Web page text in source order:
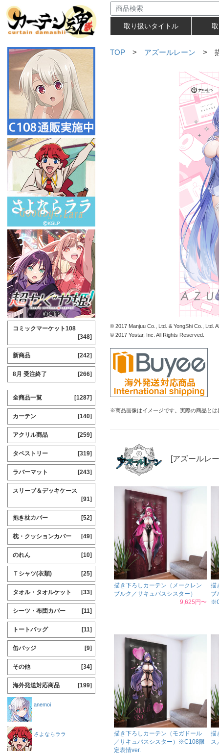
取り扱いタイトル
TOP > アズールレーン > 描
© 2017 Manjuu Co., Ltd. & YongShi Co., Ltd.
© 2017 Yostar, Inc. All Rights Reserved.
※商品画像はイメージです。実際の商品と
[アズールレ
描き下ろしカーテン（メークレン
ブルク／サキュバスシスター）
9,625円〜
描
ブ
描き下ろしカーテン（モガドール
／サキュバスシスター）※C108限
定表情ver.
描
ス
コミックマーケット108
[348]
新商品 [242]
8月 受注終了 [266]
全商品一覧 [1287]
カーテン [140]
アクリル商品 [259]
タペストリー [319]
ラバーマット [243]
スリーブ＆デッキケース
[91]
抱き枕カバー [52]
枕・クッションカバー [49]
のれん [10]
Ｔシャツ(衣類) [25]
タオル・タオルケット [33]
シーツ・布団カバー [11]
トートバッグ [11]
缶バッジ [9]
その他 [34]
海外発送対応商品 [199]
anemoi
さよならララ